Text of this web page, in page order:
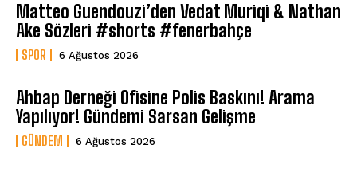
Matteo Guendouzi’den Vedat Muriqi & Nathan
Ake Sözleri #shorts #fenerbahçe
SPOR 6 Ağustos 2026
Ahbap Derneği Ofisine Polis Baskını! Arama
Yapılıyor! Gündemi Sarsan Gelişme
GÜNDEM 6 Ağustos 2026